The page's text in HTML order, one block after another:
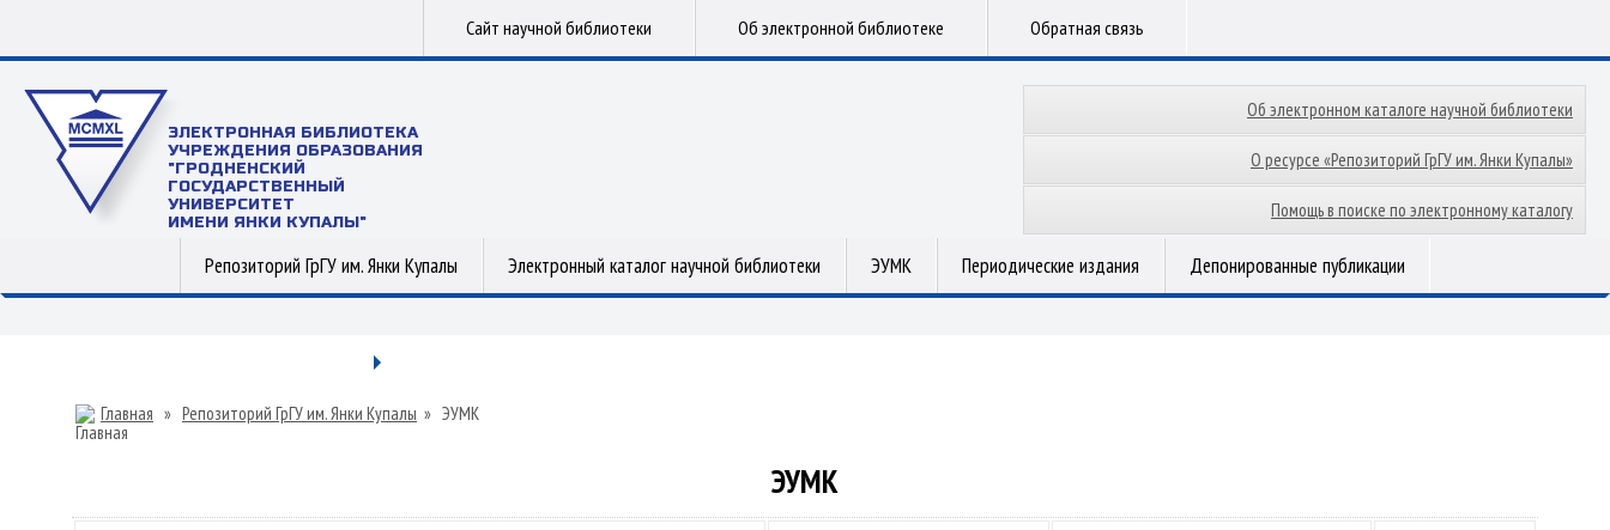
Сайт научной библиотеки Об электронной библиотеке Обратная связь
ЭЛЕКТРОННАЯ БИБЛИОТЕКА
УЧРЕЖДЕНИЯ ОБРАЗОВАНИЯ
"ГРОДНЕНСКИЙ
ГОСУДАРСТВЕННЫЙ
УНИВЕРСИТЕТ
ИМЕНИ ЯНКИ КУПАЛЫ"
Об электронном каталоге научной библиотеки
О ресурсе «Репозиторий ГрГУ им. Янки Купалы»
Помощь в поиске по электронному каталогу
Репозиторий ГрГУ им. Янки Купалы Электронный каталог научной библиотеки ЭУМК Периодические издания Депонированные публикации
Главная » Репозиторий ГрГУ им. Янки Купалы » ЭУМК
ЭУМК